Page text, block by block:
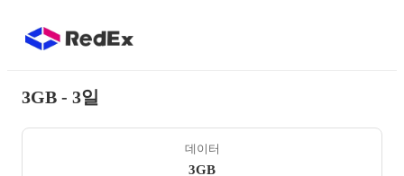
3GB - 3일
데이터
3GB